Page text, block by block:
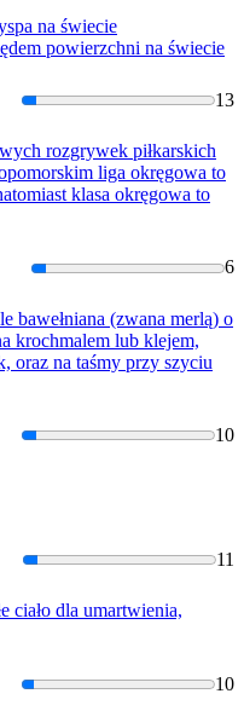
na świecie
powierzchni na świecie
13
rozgrywek piłkarskich
liga okręgowa to
klasa okręgowa to
6
bawełniana (zwana merlą) o
krochmalem lub klejem,
oraz na taśmy przy szyciu
10
11
ciało dla umartwienia,
10